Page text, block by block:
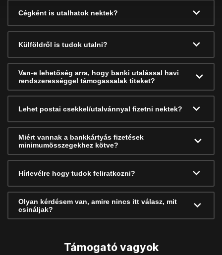
Cégként is utalhatok nektek?
Külföldről is tudok utalni?
Van-e lehetőség arra, hogy banki utalással havi
rendszerességgel támogassalak titeket?
Lehet postai csekkel/utalvánnyal fizetni nektek?
Miért vannak a bankkártyás fizetések
minimumösszegekhez kötve?
Hírlevélre hogy tudok feliratkozni?
Olyan kérdésem van, amire nincs itt válasz, mit
csináljak?
Támogató vagyok